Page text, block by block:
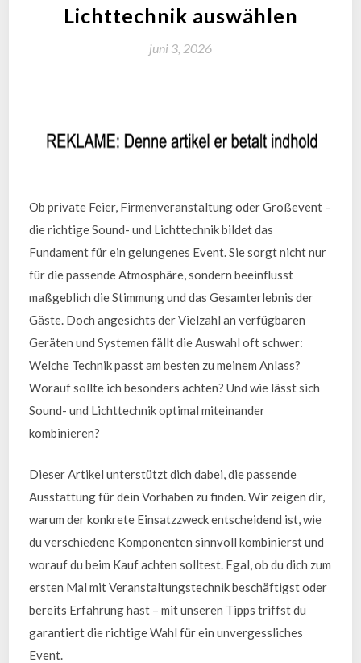
Lichttechnik auswählen
juni 3, 2026
Ob private Feier, Firmenveranstaltung oder Großevent –
die richtige Sound- und Lichttechnik bildet das
Fundament für ein gelungenes Event. Sie sorgt nicht nur
für die passende Atmosphäre, sondern beeinflusst
maßgeblich die Stimmung und das Gesamterlebnis der
Gäste. Doch angesichts der Vielzahl an verfügbaren
Geräten und Systemen fällt die Auswahl oft schwer:
Welche Technik passt am besten zu meinem Anlass?
Worauf sollte ich besonders achten? Und wie lässt sich
Sound- und Lichttechnik optimal miteinander
kombinieren?
Dieser Artikel unterstützt dich dabei, die passende
Ausstattung für dein Vorhaben zu finden. Wir zeigen dir,
warum der konkrete Einsatzzweck entscheidend ist, wie
du verschiedene Komponenten sinnvoll kombinierst und
worauf du beim Kauf achten solltest. Egal, ob du dich zum
ersten Mal mit Veranstaltungstechnik beschäftigst oder
bereits Erfahrung hast – mit unseren Tipps triffst du
garantiert die richtige Wahl für ein unvergessliches
Event.